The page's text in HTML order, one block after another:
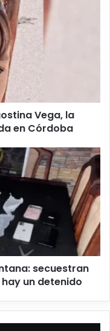
Vega, la
en Córdoba
secuestran
un detenido